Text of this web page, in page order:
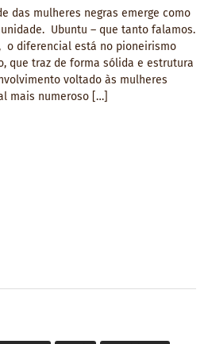
das mulheres negras emerge como
Ubuntu – que tanto falamos.
o diferencial está no pioneirismo
que traz de forma sólida e estrutura
voltado às mulheres
mais numeroso […]